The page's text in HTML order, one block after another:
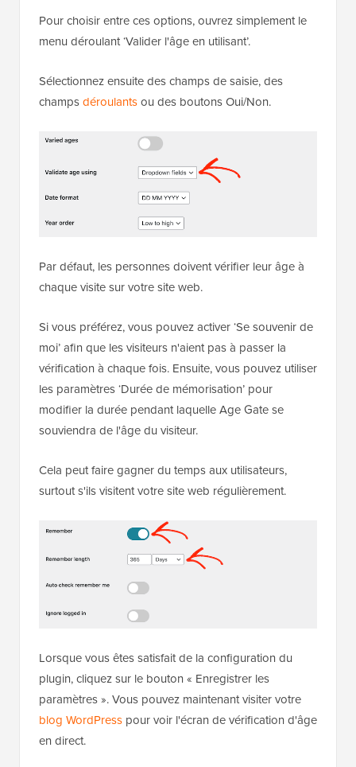
Pour choisir entre ces options, ouvrez simplement le
menu déroulant ‘Valider l'âge en utilisant’.
Sélectionnez ensuite des champs de saisie, des
champsdéroulantsou des boutons Oui/Non.
Par défaut, les personnes doivent vérifier leur âge à
chaque visite sur votre site web.
Si vous préférez, vous pouvez activer ‘Se souvenir de
moi’ afin que les visiteurs n'aient pas à passer la
vérification à chaque fois. Ensuite, vous pouvez utiliser
les paramètres ‘Durée de mémorisation’ pour
modifier la durée pendant laquelle Age Gate se
souviendra de l'âge du visiteur.
Cela peut faire gagner du temps aux utilisateurs,
surtout s'ils visitent votre site web régulièrement.
Lorsque vous êtes satisfait de la configuration du
plugin, cliquez sur le bouton « Enregistrer les
paramètres ». Vous pouvez maintenant visiter votre
blog WordPress pour voir l'écran de vérification d'âge
en direct.